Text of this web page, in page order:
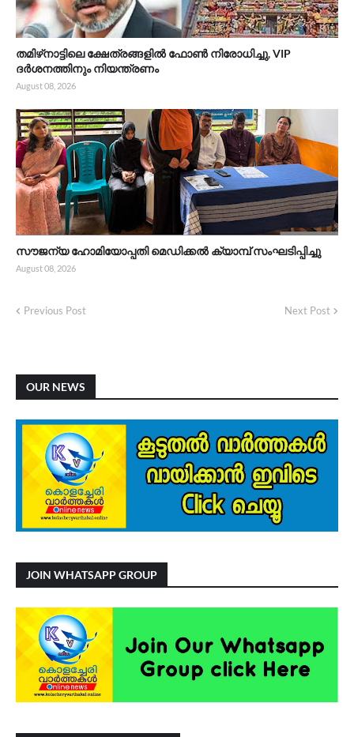
തമിഴ്‌നാട്ടിലെ ക്ഷേത്രങ്ങളിൽ ഫോൺ നിരോധിച്ചു, VIP
ദർശനത്തിനും നിയന്ത്രണം
August 08, 2026
സൗജന്യ ഹോമിയോപ്പതി മെഡിക്കൽ ക്യാമ്പ് സംഘടിപ്പിച്ചു
August 08, 2026
Previous Post Next Post
OUR NEWS
JOIN WHATSAPP GROUP